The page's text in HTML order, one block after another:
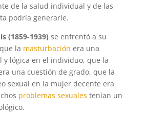
de la salud individual y de las
podría generarle.
(1859-1939) se enfrentó a su
la masturbación era una
y lógica en el individuo, que la
una cuestión de grado, que la
sexual en la mujer decente era
problemas sexuales tenían un